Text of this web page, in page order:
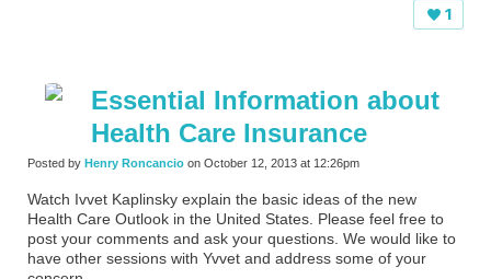
1
Essential Information about
Health Care Insurance
Posted by Henry Roncancio on October 12, 2013 at 12:26pm
Watch Ivvet Kaplinsky explain the basic ideas of the new
Health Care Outlook in the United States. Please feel free to
post your comments and ask your questions. We would like to
have other sessions with Yvvet and address some of your